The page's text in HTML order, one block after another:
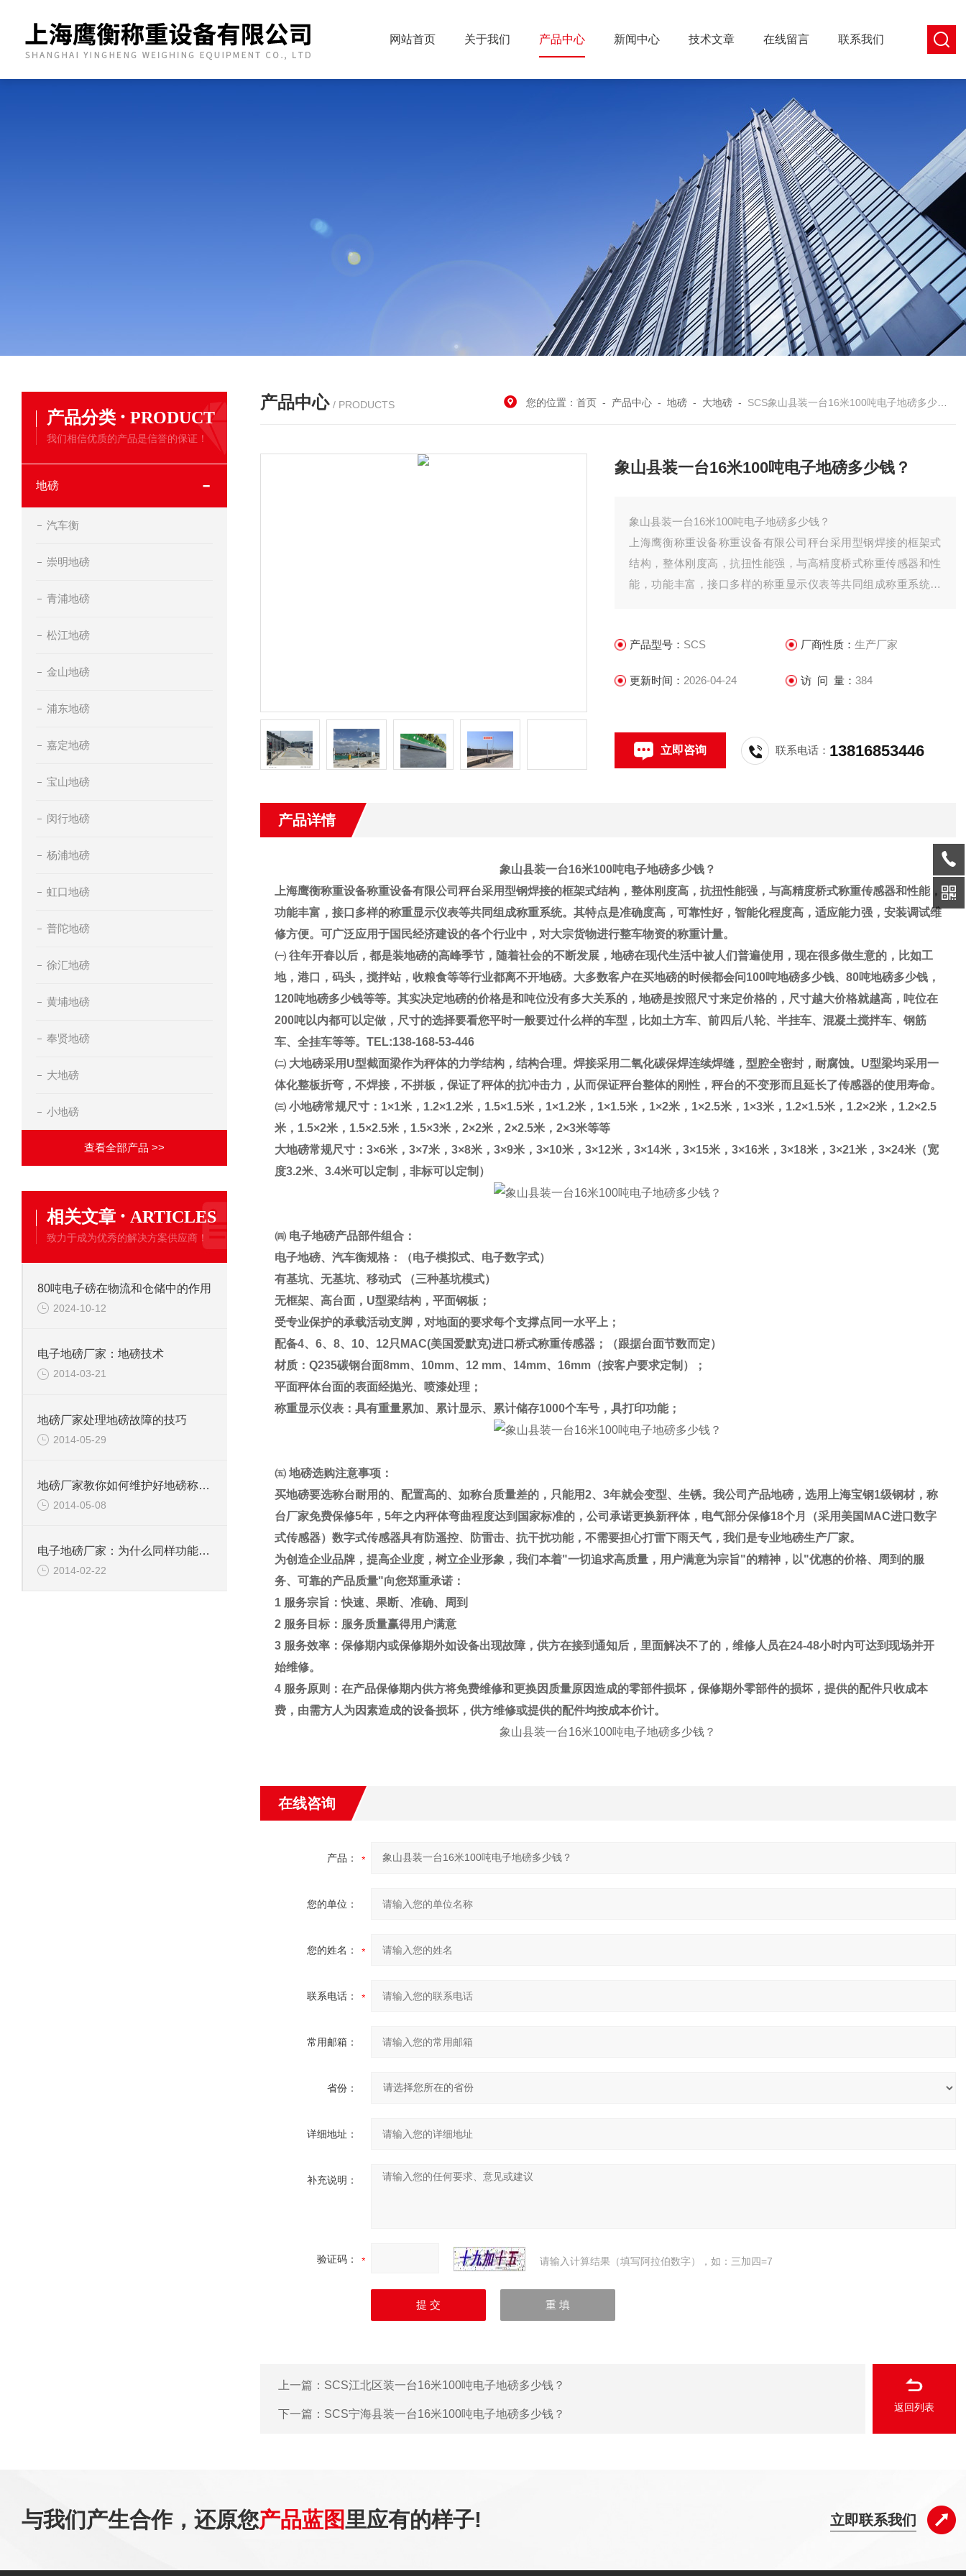
网站首页 关于我们 产品中心 新闻中心 技术文章 在线留言 联系我们
产品分类 · PRODUCT
我们相信优质的产品是信誉的保证！
地磅
汽车衡
崇明地磅
青浦地磅
松江地磅
金山地磅
浦东地磅
嘉定地磅
宝山地磅
闵行地磅
杨浦地磅
虹口地磅
普陀地磅
徐汇地磅
黄埔地磅
奉贤地磅
大地磅
小地磅
查看全部产品 >>
相关文章 · ARTICLES
致力于成为优秀的解决方案供应商！
80吨电子磅在物流和仓储中的作用
2024-10-12
电子地磅厂家：地磅技术
2014-03-21
地磅厂家处理地磅故障的技巧
2014-05-29
地磅厂家教你如何维护好地磅称重显示器
2014-05-08
电子地磅厂家：为什么同样功能的小电子地磅价格相差很大
2014-02-22
产品中心 / PRODUCTS 您的位置：首页 - 产品中心 -地磅 - 大地磅 - SCS象山县装一台16米100吨电子地磅多少钱？
象山县装一台16米100吨电子地磅多少钱？
象山县装一台16米100吨电子地磅多少钱？
上海鹰衡称重设备称重设备有限公司秤台采用型钢焊接的框架式
结构，整体刚度高，抗扭性能强，与高精度桥式称重传感器和性
能，功能丰富，接口多样的称重显示仪表等共同组成称重系统。
大宗货物进行整车物资的称重计量。
产品型号： SCS 厂商性质： 生产厂家
更新时间： 2026-04-24 访 问 量： 384
立即咨询 联系电话： 13816853446
产品详情
象山县装一台16米100吨电子地磅多少钱？
上海鹰衡称重设备称重设备有限公司 秤台采用型钢焊接的框架式结构，整体刚度高，抗扭性能强，与高精度桥式称重传感器和性能，
功能丰富，接口多样的称重显示仪表等共同组成称重系统。其特点是准确度高，可靠性好，智能化程度高，适应能力强，安装调试维
修方便。可广泛应用于国民经济建设的各个行业中，对大宗货物进行整车物资的称重计量。
㈠ 往年开春以后，都是装地磅的高峰季节，随着社会的不断发展，地磅在现代生活中被人们普遍使用，现在很多做生意的，比如工
地，港口，码头，搅拌站，收粮食等等行业都离不开地磅。大多数客户在买地磅的时候都会问100吨地磅多少钱、 80吨地磅多少钱，
120吨地磅多少钱等等。其实决定地磅的价格是和吨位没有多大关系的，地磅是按照尺寸来定价格的，尺寸越大价格就越高，吨位在
200吨以内都可以定做，尺寸的选择要看您平时一般要过什么样的车型，比如土方车、前四后八轮、半挂车、混凝土搅拌车、钢筋
车、全挂车等等。 TEL:138-168-53-446
㈡ 大地磅采用 U型截面梁作为秤体的力学结构，结构合理。焊接采用二氧化碳保焊连续焊缝，型腔全密封，耐腐蚀。 U型梁均采用一
体化整板折弯，不焊接，不拼板，保证了秤体的抗冲击力，从而保证秤台整体的刚性，秤台的不变形而且延长了传感器的使用寿命。
㈢ 小地磅常规尺寸： 1×1米， 1.2×1.2米， 1.5×1.5米， 1×1.2米， 1×1.5米， 1×2米， 1×2.5米， 1×3米， 1.2×1.5米， 1.2×2米， 1.2×2.5
米， 1.5×2米， 1.5×2.5米， 1.5×3米， 2×2米， 2×2.5米， 2×3米等等
大地磅常规尺寸： 3×6米， 3×7米， 3×8米， 3×9米， 3×10米， 3×12米， 3×14米， 3×15米， 3×16米， 3×18米， 3×21米， 3×24米（宽
度3.2米、 3.4米可以定制，非标可以定制）
㈣ 电子地磅产品部件组合：
电子地磅、汽车衡规格：（电子模拟式、电子数字式）
有基坑、无基坑、移动式
（三种基坑模式）
无框架、高台面， U型梁结构，平面钢板；
受专业保护的承载活动支脚，对地面的要求每个支撑点同一水平上；
配备4、 6、 8、 10、 12只 MAC(美国爱默克)进口桥式称重传感器；（跟据台面节数而定）
材质： Q235碳钢台面8mm、 10mm、 12 mm、 14mm、 16mm（按客户要求定制）；
平面秤体台面的表面经抛光、喷漆处理；
称重显示仪表：具有重量累加、累计显示、累计储存1000个车号，具打印功能；
㈤ 地磅选购注意事项：
买地磅要选称台耐用的、配置高的、如称台质量差的，只能用2、 3年就会变型、生锈。我公司产品地磅，选用上海宝钢1级钢材，称
台厂家免费保修5年， 5年之内秤体弯曲程度达到国家标准的，公司承诺更换新秤体，电气部分保修18个月（采用美国 MAC进口数字
式传感器）数字式传感器具有防遥控、防雷击、抗干扰功能，不需要担心打雷下雨天气，我们是专业地磅生产厂家。
为创造企业品牌，提高企业度，树立企业形象，我们本着"一切追求高质量，用户满意为宗旨"的精神，以"优惠的价格、周到的服
务、可靠的产品质量"向您郑重承诺：
1 服务宗旨：快速、果断、准确、周到
2 服务目标：服务质量赢得用户满意
3 服务效率：保修期内或保修期外如设备出现故障，供方在接到通知后，里面解决不了的，维修人员在24-48小时内可达到现场并开
始维修。
4 服务原则：在产品保修期内供方将免费维修和更换因质量原因造成的零部件损坏，保修期外零部件的损坏，提供的配件只收成本
费，由需方人为因素造成的设备损坏，供方维修或提供的配件均按成本价计。
象山县装一台16米100吨电子地磅多少钱？
在线咨询
产品：
您的单位：
您的姓名：
联系电话：
常用邮箱：
省份：
详细地址：
补充说明：
验证码： 请输入计算结果（填写阿拉伯数字），如：三加四=7
上一篇： SCS江北区装一台16米100吨电子地磅多少钱？
下一篇： SCS宁海县装一台16米100吨电子地磅多少钱？
返回列表
与我们产生合作，还原您产品蓝图里应有的样子! 立即联系我们